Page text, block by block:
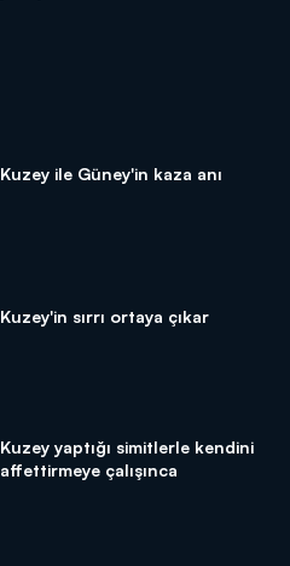
Kuzey ile Güney'in kaza anı
Kuzey'in sırrı ortaya çıkar
Kuzey yaptığı simitlerle kendini
affettirmeye çalışınca